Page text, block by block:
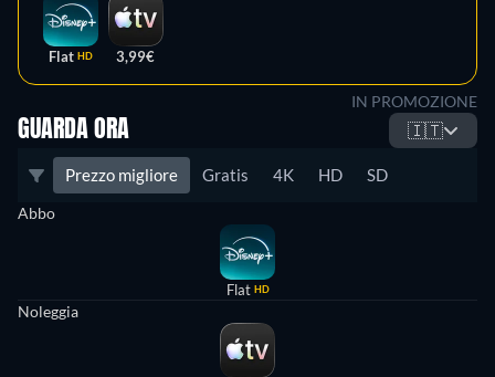
Flat HD 3,99€
IN PROMOZIONE
GUARDA ORA 🇮🇹
Prezzo migliore Gratis 4K HD SD
Abbo
Flat HD
Noleggia